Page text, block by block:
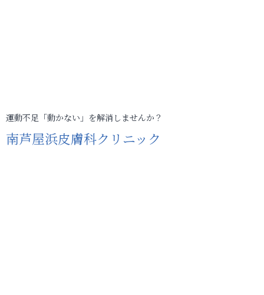
運動不足「動かない」を解消しませんか？
南芦屋浜皮膚科クリニック